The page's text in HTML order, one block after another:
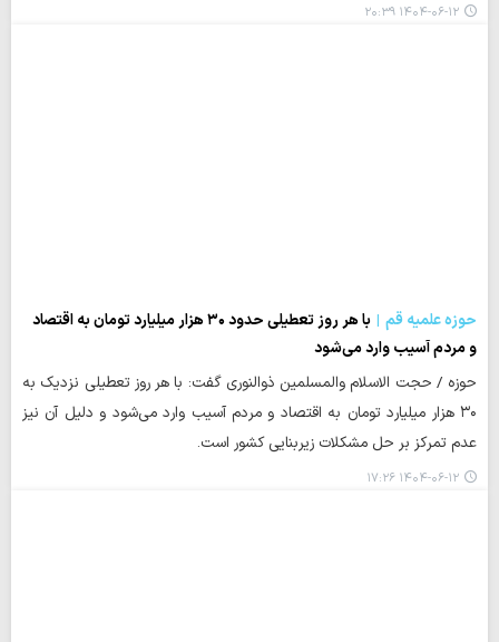
۱۴۰۴-۰۶-۱۲ ۲۰:۳۹
حوزه علمیه قم
با هر روز تعطیلی حدود ۳۰ هزار میلیارد تومان به اقتصاد
و مردم آسیب وارد می‌شود
حوزه / حجت الاسلام والمسلمین ذوالنوری گفت: با هر روز تعطیلی نزدیک به
۳۰ هزار میلیارد تومان به اقتصاد و مردم آسیب وارد می‌شود و دلیل آن نیز
عدم تمرکز بر حل مشکلات زیربنایی کشور است.
۱۴۰۴-۰۶-۱۲ ۱۷:۲۶